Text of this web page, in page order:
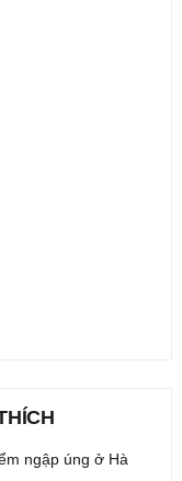
ngập úng ở Hà